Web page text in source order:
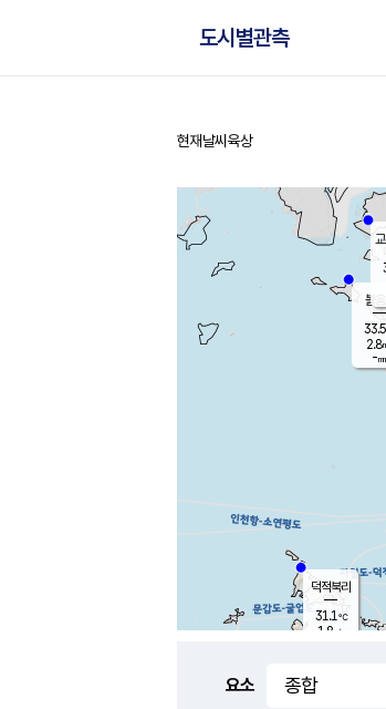
도시별관측
홈
현재날씨 육상
볼
33.5
2.8
-mm
덕적북리
31.1℃
1.8 m/s
요소